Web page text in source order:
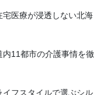
医療が浸透しない北海
11都市の介護事情を徹
フスタイルで選ぶシル